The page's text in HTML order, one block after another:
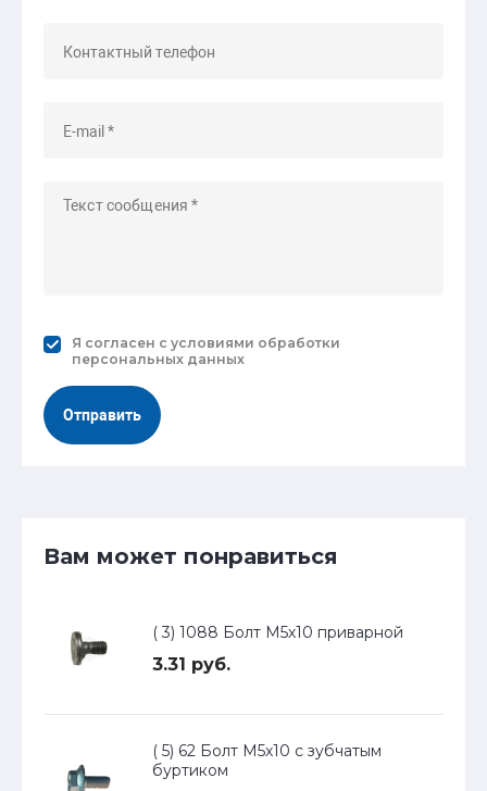
Я согласен с условиями обработки
персональных данных
Отправить
Вам может понравиться
( 3) 1088 Болт М5х10 приварной
3.31 руб.
( 5) 62 Болт М5х10 с зубчатым
буртиком